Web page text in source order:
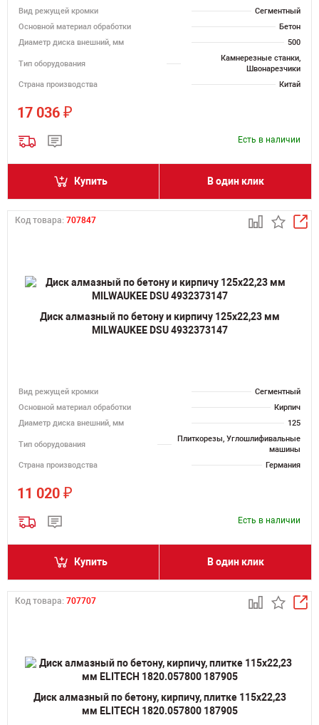
Вид режущей кромки
Сегментный
Основной материал обработки
Бетон
Диаметр диска внешний, мм
500
Тип оборудования
Камнерезные станки,
Швонарезчики
Страна производства
Китай
17 036 ₽
Есть в наличии
Купить В один клик
Код товара: 707847
Диск алмазный по бетону и кирпичу 125х22,23 мм
MILWAUKEE DSU 4932373147
Вид режущей кромки
Сегментный
Основной материал обработки
Кирпич
Диаметр диска внешний, мм
125
Тип оборудования
Плиткорезы, Углошлифивальные
машины
Страна производства
Германия
11 020 ₽
Есть в наличии
Купить В один клик
Код товара: 707707
Диск алмазный по бетону, кирпичу, плитке 115х22,23
мм ELITECH 1820.057800 187905